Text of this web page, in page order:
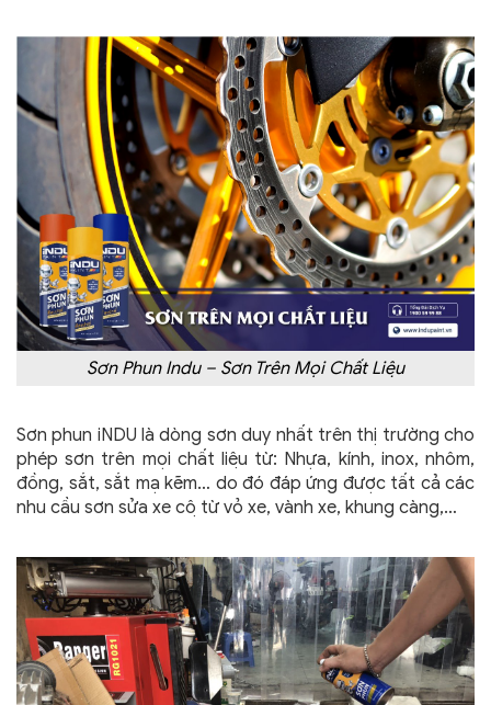
Sơn Phun Indu – Sơn Trên Mọi Chất Liệu
Sơn phun iNDU là dòng sơn duy nhất trên thị trường cho
phép sơn trên mọi chất liệu từ: Nhựa, kính, inox, nhôm,
đồng, sắt, sắt mạ kẽm… do đó đáp ứng được tất cả các
nhu cầu sơn sửa xe cộ từ vỏ xe, vành xe, khung càng,…